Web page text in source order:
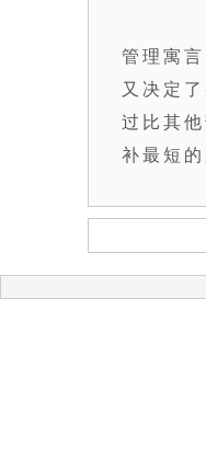
管理寓
又决定
过比其
补最短的